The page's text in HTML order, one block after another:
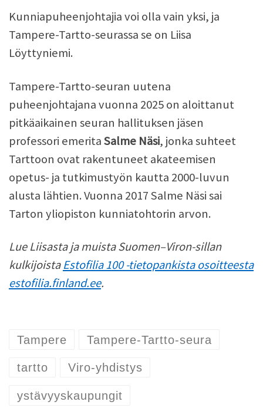
Kunniapuheenjohtajia voi olla vain yksi, ja
Tampere-Tartto-seurassa se on Liisa
Löyttyniemi.
Tampere-Tartto-seuran uutena
puheenjohtajana vuonna 2025 on aloittanut
pitkäaikainen seuran hallituksen jäsen
professori emeritaSalme Näsi, jonka suhteet
Tarttoon ovat rakentuneet akateemisen
opetus- ja tutkimustyön kautta 2000-luvun
alusta lähtien. Vuonna 2017 Salme Näsi sai
Tarton yliopiston kunniatohtorin arvon.
Lue Liisasta ja muista Suomen–Viron-sillan
kulkijoistaEstofilia 100 -tietopankista osoitteesta
estofilia.finland.ee.
Tampere Tampere-Tartto-seura
tartto Viro-yhdistys
ystävyyskaupungit